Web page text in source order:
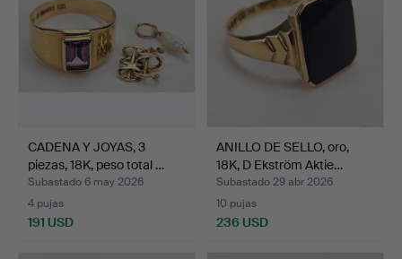
CADENA Y JOYAS, 3
piezas, 18K, peso total …
Subastado 6 may 2026
4 pujas
191 USD
ANILLO DE SELLO, oro,
18K, D Ekström Aktie…
Subastado 29 abr 2026
10 pujas
236 USD